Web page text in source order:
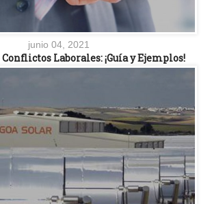
junio 04, 2021
Laborales: ¡Guía y Ejemplos!